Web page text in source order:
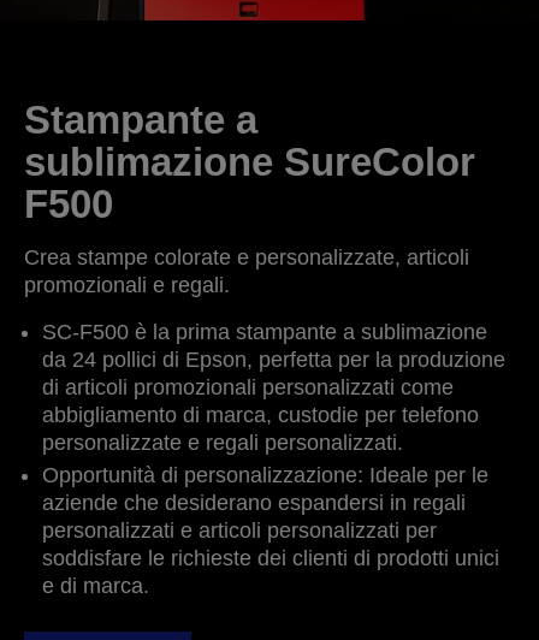
Stampante a
sublimazione SureColor
F500
Crea stampe colorate e personalizzate, articoli
promozionali e regali.
SC-F500 è la prima stampante a sublimazione
da 24 pollici di Epson, perfetta per la produzione
di articoli promozionali personalizzati come
abbigliamento di marca, custodie per telefono
personalizzate e regali personalizzati.
Opportunità di personalizzazione: Ideale per le
aziende che desiderano espandersi in regali
personalizzati e articoli personalizzati per
soddisfare le richieste dei clienti di prodotti unici
e di marca.